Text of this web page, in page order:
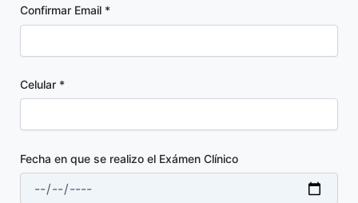
Confirmar Email *
Celular *
Fecha en que se realizo el Exámen Clínico